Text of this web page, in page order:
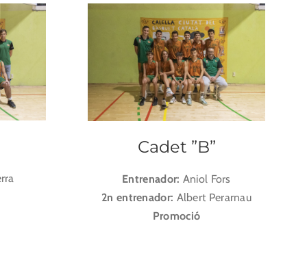
Cadet ”B”
Entrenador: Aniol Fors
2n entrenador: Albert Perarnau
Promoció